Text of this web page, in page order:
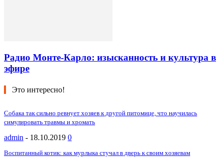
Радио Монте-Карло: изысканность и культура в
эфире
Это интересно!
Собака так сильно ревнует хозяев к другой питомице, что научилась
симулировать травмы и хромать
admin - 18.10.2019 0
Воспитанный котик: как мурлыка стучал в дверь к своим хозяевам